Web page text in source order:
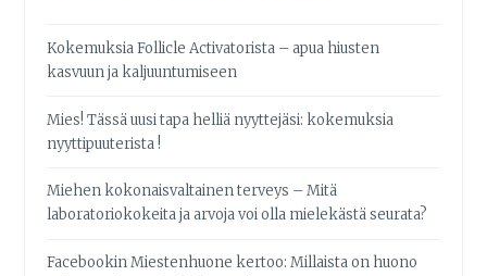
Kokemuksia Follicle Activatorista – apua hiusten
kasvuun ja kaljuuntumiseen
Mies! Tässä uusi tapa helliä nyyttejäsi: kokemuksia
nyyttipuuterista !
Miehen kokonaisvaltainen terveys – Mitä
laboratoriokokeita ja arvoja voi olla mielekästä seurata?
Facebookin Miestenhuone kertoo: Millaista on huono